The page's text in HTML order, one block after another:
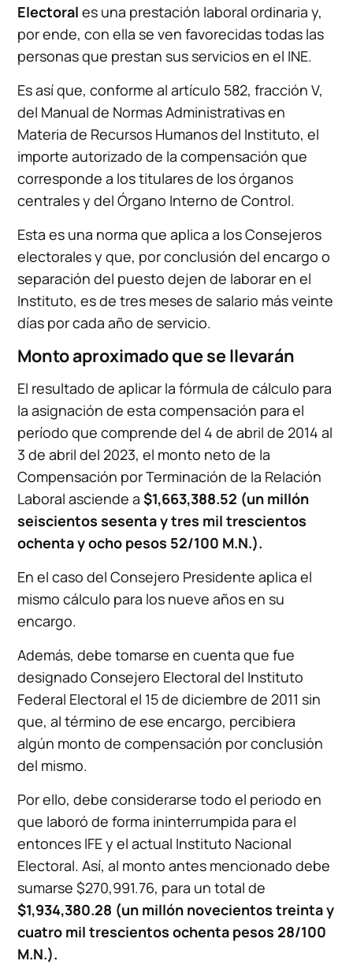
Electorales una prestación laboral ordinaria y,
por ende, con ella se ven favorecidas todas las
personas que prestan sus servicios en el INE.
Es así que, conforme al artículo 582, fracción V,
del Manual de Normas Administrativas en
Materia de Recursos Humanos del Instituto, el
importe autorizado de la compensación que
corresponde a los titulares de los órganos
centrales y del Órgano Interno de Control.
Esta es una norma que aplica a los Consejeros
electorales y que, por conclusión del encargo o
separación del puesto dejen de laborar en el
Instituto, es de tres meses de salario más veinte
días por cada año de servicio.
Monto aproximado que se llevarán
El resultado de aplicar la fórmula de cálculo para
la asignación de esta compensación para el
período que comprende del 4 de abril de 2014 al
3 de abril del 2023, el monto neto de la
Compensación por Terminación de la Relación
Laboral asciende a$1,663,388.52 (un millón
seiscientos sesenta y tres mil trescientos
ochenta y ocho pesos 52/100 M.N.).
En el caso del Consejero Presidente aplica el
mismo cálculo para los nueve años en su
encargo.
Además, debe tomarse en cuenta que fue
designado Consejero Electoral del Instituto
Federal Electoral el 15 de diciembre de 2011 sin
que, al término de ese encargo, percibiera
algún monto de compensación por conclusión
del mismo.
Por ello, debe considerarse todo el periodo en
que laboró de forma ininterrumpida para el
entonces IFE y el actual Instituto Nacional
Electoral. Así, al monto antes mencionado debe
sumarse $270,991.76, para un total de
$1,934,380.28 (un millón novecientos treinta y
cuatro mil trescientos ochenta pesos 28/100
M.N.).